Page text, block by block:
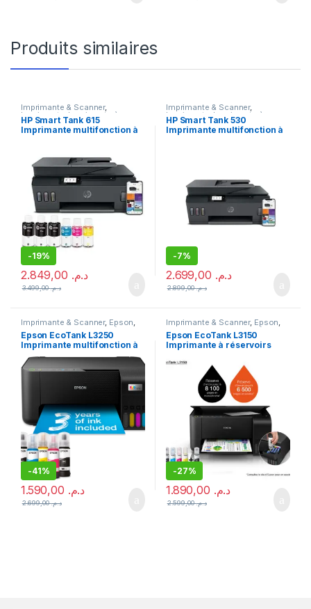
Produits similaires
Imprimante & Scanner,
Imprimante,Imprimante à
réservoirs rechargeables
Multifonction Jet d'encre
HP Smart Tank 615
Imprimante multifonction à
-19%
د.م.
د.م.3.499,00
Imprimante & Scanner,
Imprimante,Imprimante à
réservoirs rechargeables
Multifonction Jet d'encre
HP Smart Tank 530
Imprimante multifonction à
-7%
د.م.
د.م.2.899,00
Imprimante & Scanner, Epson,
Imprimante ,Imprimante à
réservoirs rechargeables
Imprimante Jet d'encre
Epson EcoTank L3250
Imprimante multifonction à
réservoirs rechargeables
-41%
د.م.
د.م.2.699,00
Imprimante & Scanner, Epson,
Imprimante ,Imprimante à
réservoirs rechargeables
Multifonction Jet d'encre
Epson EcoTank L3150
Imprimante à réservoirs
-27%
د.م.
د.م.2.599,00